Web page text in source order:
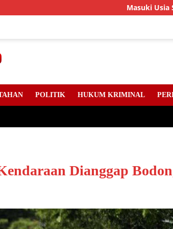
Masuki Usia
POLITIK HUKUM KRIMINAL
Dianggap